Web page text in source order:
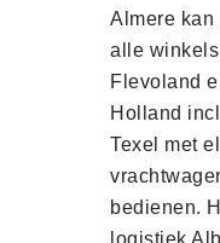
Almere
alle
Flevoland
Holland
Texel met
bedienen.